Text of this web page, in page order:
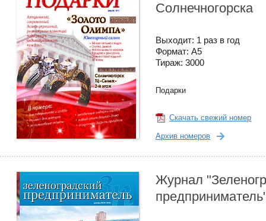
Солнечногорска
Выходит: 1 раз в год
Формат: А5
Тираж: 3000
Подарки
Скачать свежий номер
Архив номеров
Журнал